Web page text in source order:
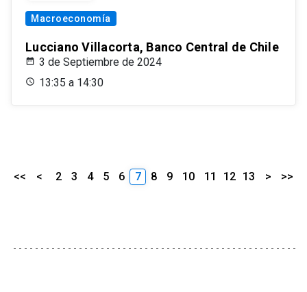
Macroeconomía
Lucciano Villacorta, Banco Central de Chile
3 de Septiembre de 2024
13:35 a 14:30
<< < 2 3 4 5 6 7 8 9 10 11 12 13 > >>